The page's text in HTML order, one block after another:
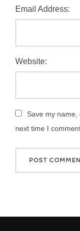
Email Address:
Website:
Save my
next time I